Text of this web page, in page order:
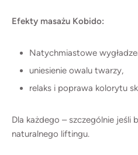
Efekty masażu Kobido:
Natychmiastowe
uniesienie owalu twarzy,
relaks i poprawa kolorytu
Dla każdego – szczególnie jeśli
naturalnego liftingu.